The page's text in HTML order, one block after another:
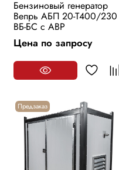
Бензиновый генератор
Вепрь АБП 20-Т400/230
ВБ-БС с АВР
Цена по запросу
Предзаказ